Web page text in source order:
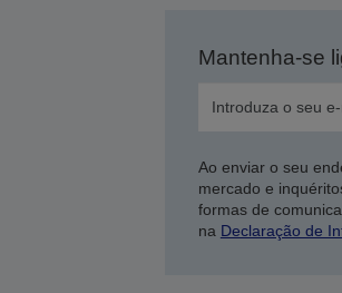
Mantenha-se
Ao enviar o seu
mercado e
formas de
na Declaração de